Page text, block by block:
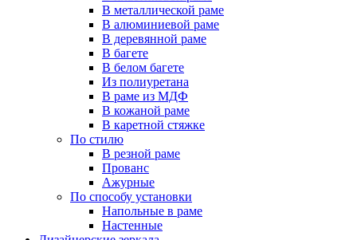
В металлической раме
В алюминиевой раме
В деревянной раме
В багете
В белом багете
Из полиуретана
В раме из МДФ
В кожаной раме
В каретной стяжке
По стилю
В резной раме
Прованс
Ажурные
По способу установки
Напольные в раме
Настенные